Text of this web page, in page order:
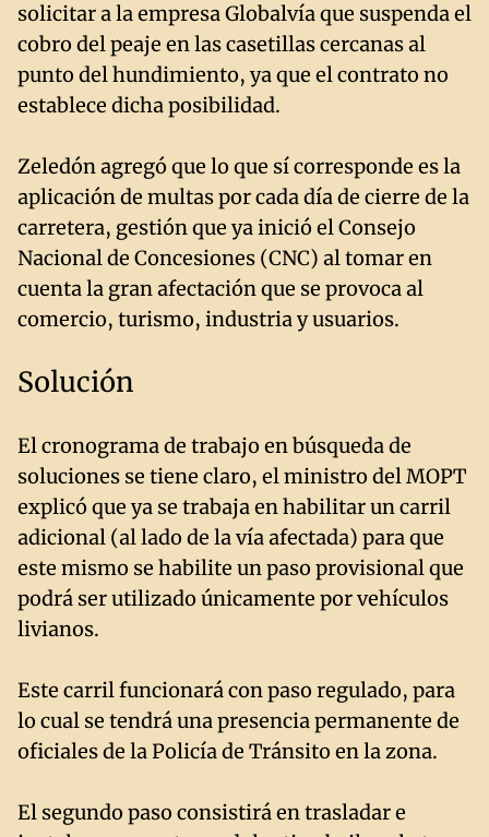
solicitar a la empresa Globalvía que suspenda el
cobro del peaje en las casetillas cercanas al
punto del hundimiento, ya que el contrato no
establece dicha posibilidad.
Zeledón agregó que lo que sí corresponde es la
aplicación de multas por cada día de cierre de la
carretera, gestión que ya inició el Consejo
Nacional de Concesiones (CNC) al tomar en
cuenta la gran afectación que se provoca al
comercio, turismo, industria y usuarios.
Solución
El cronograma de trabajo en búsqueda de
soluciones se tiene claro, el ministro del MOPT
explicó que ya se trabaja en habilitar un carril
adicional (al lado de la vía afectada) para que
este mismo se habilite un paso provisional que
podrá ser utilizado únicamente por vehículos
livianos.
Este carril funcionará con paso regulado, para
lo cual se tendrá una presencia permanente de
oficiales de la Policía de Tránsito en la zona.
El segundo paso consistirá en trasladar e